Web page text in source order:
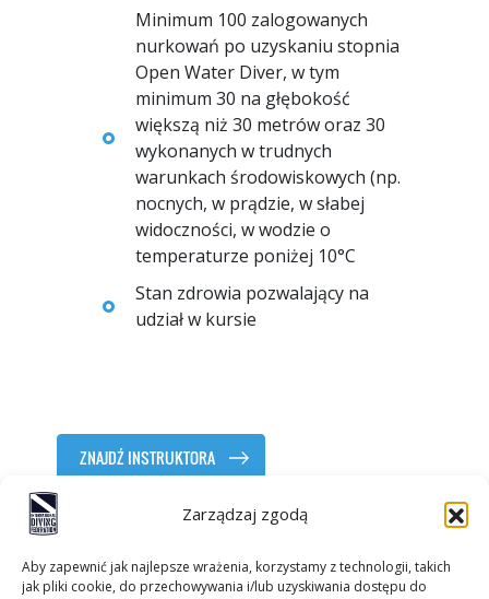
Zarządzaj zgodą
Aby zapewnić jak najlepsze wrażenia, korzystamy z technologii, takich
jak pliki cookie, do przechowywania i/lub uzyskiwania dostępu do
Minimum 100 zalogowanych
nurkowań po uzyskaniu stopnia
Open Water Diver, w tym
minimum 30 na głębokość
większą niż 30 metrów oraz 30
wykonanych w trudnych
warunkach środowiskowych (np.
nocnych, w prądzie, w słabej
widoczności, w wodzie o
temperaturze poniżej 10°C
Stan zdrowia pozwalający na
udział w kursie
ZNAJDŹ INSTRUKTORA